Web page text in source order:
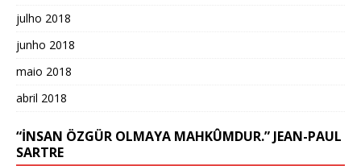
julho 2018
junho 2018
maio 2018
abril 2018
“İNSAN ÖZGÜR OLMAYA MAHKÛMDUR.” JEAN-PAUL
SARTRE